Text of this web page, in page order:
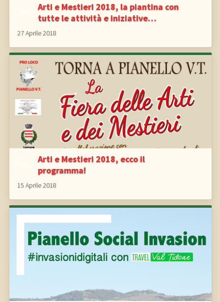
Arti e Mestieri 2018, la piantina con
tutte le attività e iniziative…
27 Aprile 2018
Arti e Mestieri 2018, ecco il
programma!
15 Aprile 2018